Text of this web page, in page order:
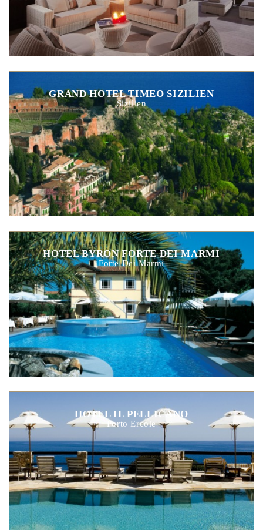
GRAND HOTEL TIMEO SIZILIEN
Sizilien
HOTEL BYRON FORTE DEI MARMI
Forte Dei Marmi
HOTEL IL PELLICANO
Porto Ercole